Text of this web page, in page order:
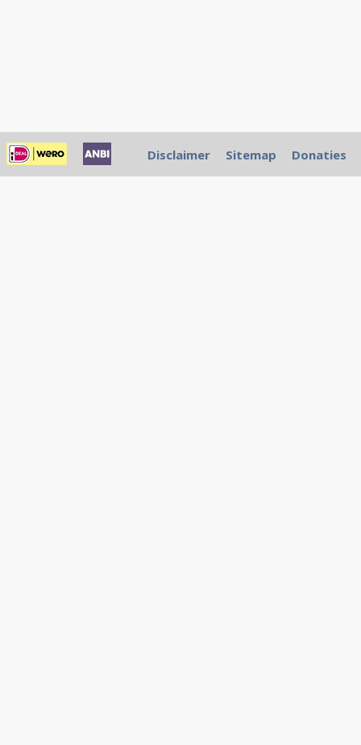
Disclaimer Sitemap Donaties